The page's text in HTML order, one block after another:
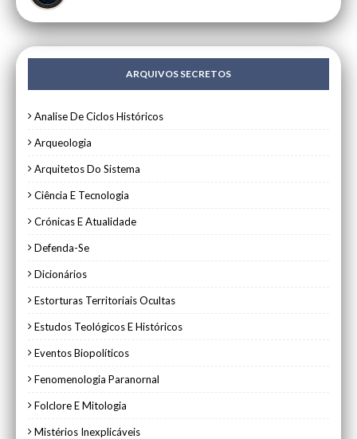
ARQUIVOS SECRETOS
Analise De Ciclos Históricos
Arqueologia
Arquitetos Do Sistema
Ciência E Tecnologia
Crónicas E Atualidade
Defenda-Se
Dicionários
Estorturas Territoriais Ocultas
Estudos Teológicos E Históricos
Eventos Biopolíticos
Fenomenologia Paranornal
Folclore E Mitologia
Mistérios Inexplicáveis